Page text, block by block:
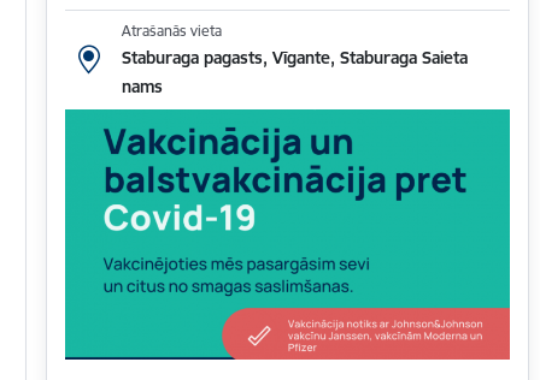
Atrašanās vieta
Staburaga pagasts, Vīgante, Staburaga Saieta
nams